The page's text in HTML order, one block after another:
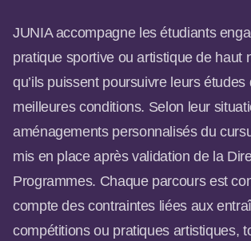
JUNIA accompagne les étudiants
pratique sportive ou artistique de haut
qu’ils puissent poursuivre leurs études
meilleures conditions. Selon leur
aménagements personnalisés du
mis en place après validation de la
Programmes. Chaque parcours est
compte des contraintes liées aux
compétitions ou pratiques artistiques,